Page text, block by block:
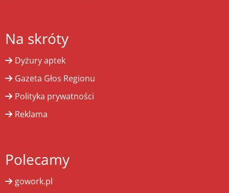
Na skróty
Dyżury aptek
Gazeta Głos Regionu
Polityka prywatności
Reklama
Polecamy
gowork.pl